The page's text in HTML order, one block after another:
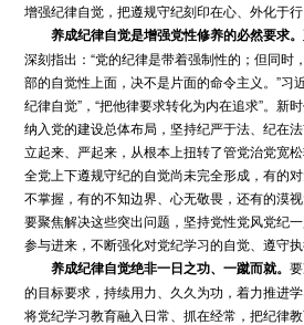
增强纪律自觉，把遵规守纪刻印在心、外化于行
养成纪律自觉是增强党性修养的必然要求。
深刻指出：“党的纪律是带着强制性的；但同时
部的自觉性上面，决不是片面的命令主义。”习
纪律自觉”，“把他律要求转化为内在追求”。新
纳入党的建设总体布局，坚持纪严于法、纪在
立起来、严起来，从根本上扭转了管党治党宽
全党上下遵规守纪的自觉尚未完全形成，有的对
不掌握，有的不知边界、心无敬畏，还有的漠视
要聚焦解决这些突出问题，坚持党性党风党纪
参与进来，不断强化对党纪学习的自觉、遵守执
养成纪律自觉绝非一日之功、一蹴而就。
的目标要求，持续用力、久久为功，着力推进
将党纪学习教育融入日常、抓在经常，把纪律